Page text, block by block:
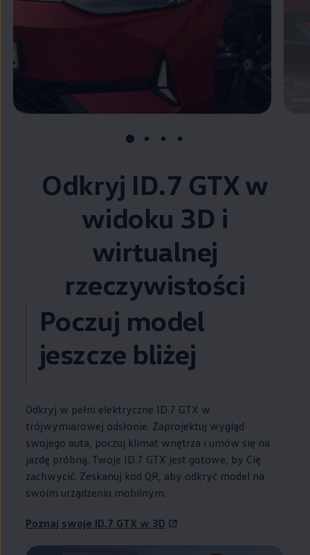
Odkryj ID.7 GTX w
widoku 3D i
wirtualnej
rzeczywistości
Poczuj model
jeszcze bliżej
Odkryj w pełni elektryczne ID.7 GTX w
trójwymiarowej odsłonie. Zaprojektuj wygląd
swojego auta, poczuj klimat wnętrza i umów się na
jazdę próbną. Twoje ID.7 GTX jest gotowe, by Cię
zachwycić. Zeskanuj kod QR, aby odkryć model na
swoim urządzeniu mobilnym.
Poznaj swoje ID.7 GTX w 3D